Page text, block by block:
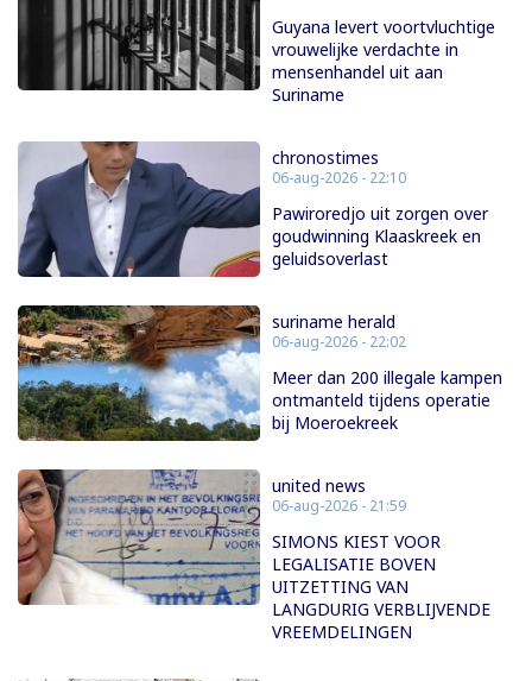
Guyana levert voortvluchtige
vrouwelijke verdachte in
mensenhandel uit aan
Suriname
chronostimes
06-aug-2026 - 22:10
Pawiroredjo uit zorgen over
goudwinning Klaaskreek en
geluidsoverlast
suriname herald
06-aug-2026 - 22:02
Meer dan 200 illegale kampen
ontmanteld tijdens operatie
bij Moeroekreek
united news
06-aug-2026 - 21:59
SIMONS KIEST VOOR
LEGALISATIE BOVEN
UITZETTING VAN
LANGDURIG VERBLIJVENDE
VREEMDELINGEN